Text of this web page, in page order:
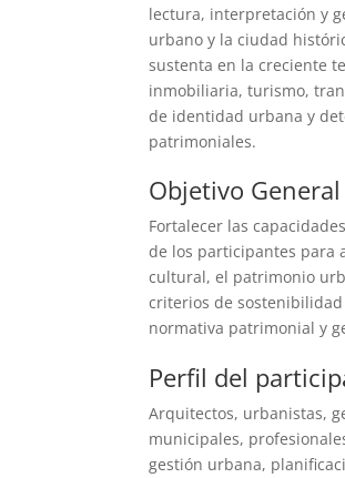
lectura, interpretación y
urbano y la ciudad
sustenta en la creciente
inmobiliaria, turismo,
de identidad urbana y
patrimoniales.
Objetivo General
Fortalecer las
de los participantes para
cultural, el patrimonio
criterios de
normativa patrimonial y
Perfil del
Arquitectos, urbanistas,
municipales,
gestión urbana,